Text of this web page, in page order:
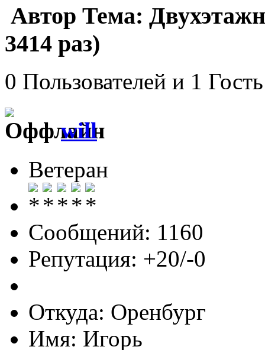
Автор Тема:
3414 раз)
0 Пользователей и 1
will
Ветеран
Сообщений: 1160
Репутация: +20/-0
Откуда: Оренбург
Имя: Игорь